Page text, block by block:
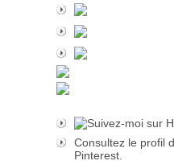
Consultez le profil
Pinterest.